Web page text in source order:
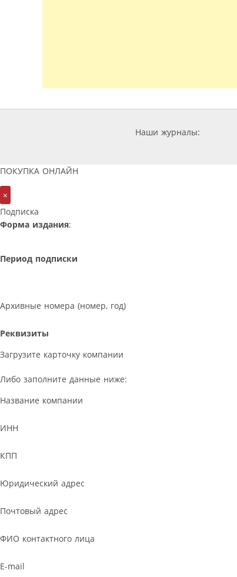
Наши журналы:
ПОКУПКА ОНЛАЙН
×
Подписка
Форма издания:
Период подписки
Архивные номера (номер, год)
Реквизиты
Загрузите карточку компании
Либо заполните данные ниже:
Название компании
ИНН
КПП
Юридический адрес
Почтовый адрес
ФИО контактного лица
E-mail